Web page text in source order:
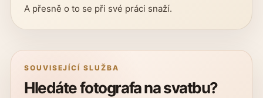
A přesně o to se při své práci snaží.
SOUVISEJÍCÍ SLUŽBA
Hledáte fotografa na svatbu?